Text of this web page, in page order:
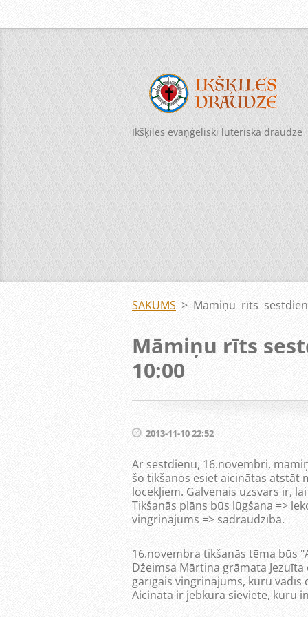
Ikšķiles evaņģēliski luteriskā draudze
SĀKUMS > Māmiņu rīts
Māmiņu rīts
10:00
2013-11-10 22:52
Ar sestdienu, 16.novembri,
šo tikšanos esiet aicinātas atstāt
locekļiem. Galvenais uzsvars ir,
Tikšanās plāns būs lūgšana =>
vingrinājums => sadraudzība.
16.novembra tikšanās tēma būs
Džeimsa Mārtina grāmata
garīgais vingrinājums, kuru vadīs
Aicināta ir jebkura sieviete, kuru